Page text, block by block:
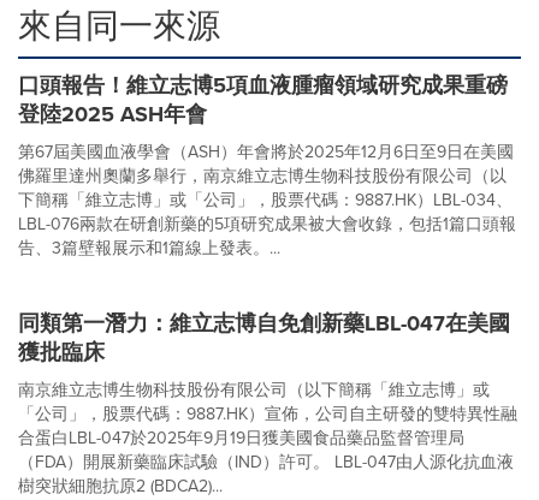
來自同一來源
口頭報告！維立志博5項血液腫瘤領域研究成果重磅
登陸2025 ASH年會
第67屆美國血液學會（ASH）年會將於2025年12月6日至9日在美國
佛羅里達州奧蘭多舉行，南京維立志博生物科技股份有限公司（以
下簡稱「維立志博」或「公司」，股票代碼：9887.HK）LBL-034、
LBL-076兩款在研創新藥的5項研究成果被大會收錄，包括1篇口頭報
告、3篇壁報展示和1篇線上發表。...
同類第一潛力：維立志博自免創新藥LBL-047在美國
獲批臨床
南京維立志博生物科技股份有限公司（以下簡稱「維立志博」或
「公司」，股票代碼：9887.HK）宣佈，公司自主研發的雙特異性融
合蛋白LBL-047於2025年9月19日獲美國食品藥品監督管理局
（FDA）開展新藥臨床試驗（IND）許可。 LBL-047由人源化抗血液
樹突狀細胞抗原2 (BDCA2)...